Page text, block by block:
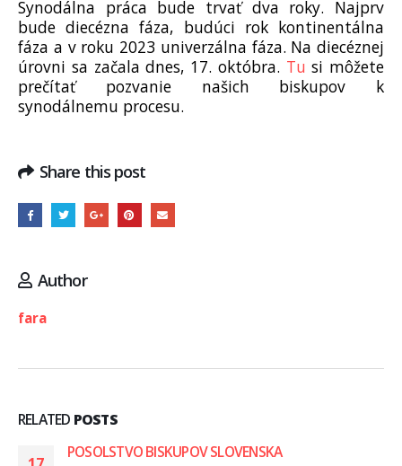
Synodálna práca bude trvať dva roky. Najprv
bude diecézna fáza, budúci rok kontinentálna
fáza a v roku 2023 univerzálna fáza. Na diecéznej
úrovni sa začala dnes, 17. októbra. Tu si môžete
prečítať pozvanie našich biskupov k
synodálnemu procesu.
Share this post
Author
fara
RELATED POSTS
POSOLSTVO BISKUPOV SLOVENSKA